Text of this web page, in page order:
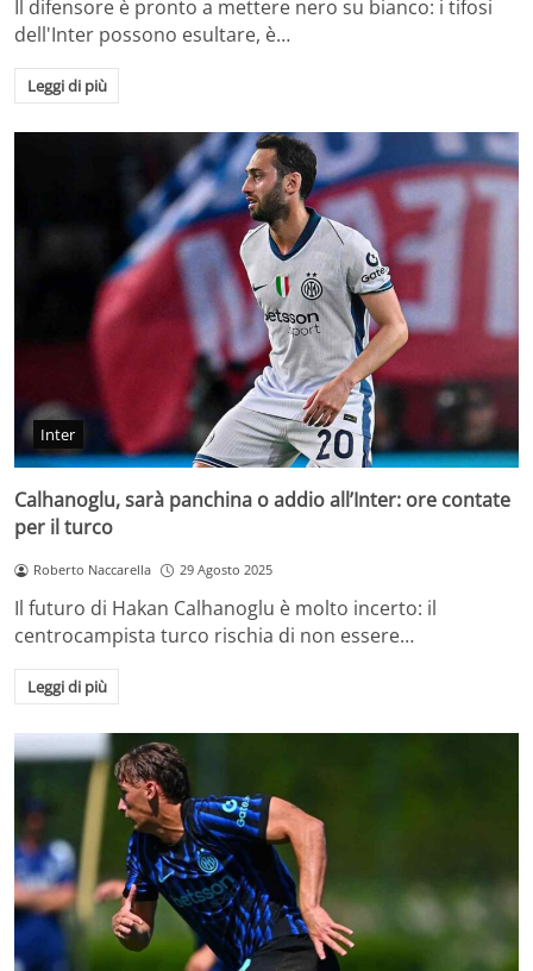
Il difensore è pronto a mettere nero su bianco: i tifosi
dell'Inter possono esultare, è…
Leggi di più
Inter
Calhanoglu, sarà panchina o addio all’Inter: ore contate
per il turco
Roberto Naccarella 29 Agosto 2025
Il futuro di Hakan Calhanoglu è molto incerto: il
centrocampista turco rischia di non essere…
Leggi di più